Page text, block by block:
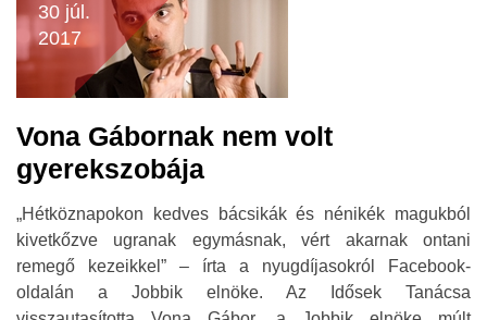
30 júl.
2017
Vona Gábornak nem volt
gyerekszobája
„Hétköznapokon kedves bácsikák és nénikék magukból
kivetkőzve ugranak egymásnak, vért akarnak ontani
remegő kezeikkel” – írta a nyugdíjasokról Facebook-
oldalán a Jobbik elnöke. Az Idősek Tanácsa